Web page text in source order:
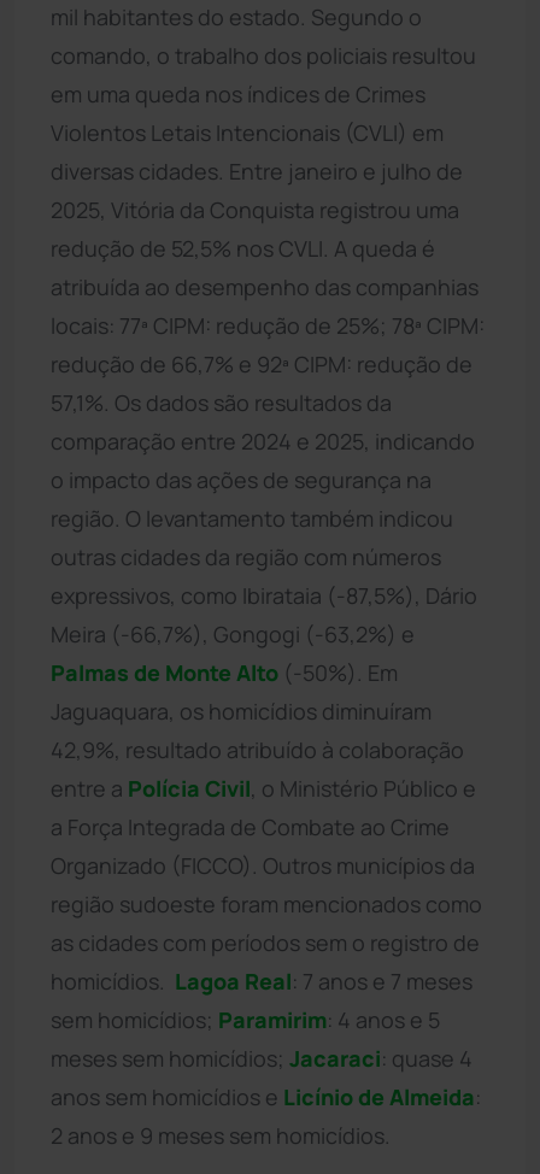
mil habitantes do estado. Segundo o
comando, o trabalho dos policiais resultou
em uma queda nos índices de Crimes
Violentos Letais Intencionais (CVLI) em
diversas cidades. Entre janeiro e julho de
2025, Vitória da Conquista registrou uma
redução de 52,5% nos CVLI. A queda é
atribuída ao desempenho das companhias
locais: 77ª CIPM: redução de 25%; 78ª CIPM:
redução de 66,7% e 92ª CIPM: redução de
57,1%. Os dados são resultados da
comparação entre 2024 e 2025, indicando
o impacto das ações de segurança na
região. O levantamento também indicou
outras cidades da região com números
expressivos, como Ibirataia (-87,5%), Dário
Meira (-66,7%), Gongogi (-63,2%) e
Palmas de Monte Alto (-50%). Em
Jaguaquara, os homicídios diminuíram
42,9%, resultado atribuído à colaboração
entre a Polícia Civil, o Ministério Público e
a Força Integrada de Combate ao Crime
Organizado (FICCO). Outros municípios da
região sudoeste foram mencionados como
as cidades com períodos sem o registro de
homicídios. Lagoa Real: 7 anos e 7 meses
sem homicídios; Paramirim: 4 anos e 5
meses sem homicídios; Jacaraci: quase 4
anos sem homicídios e Licínio de Almeida:
2 anos e 9 meses sem homicídios.